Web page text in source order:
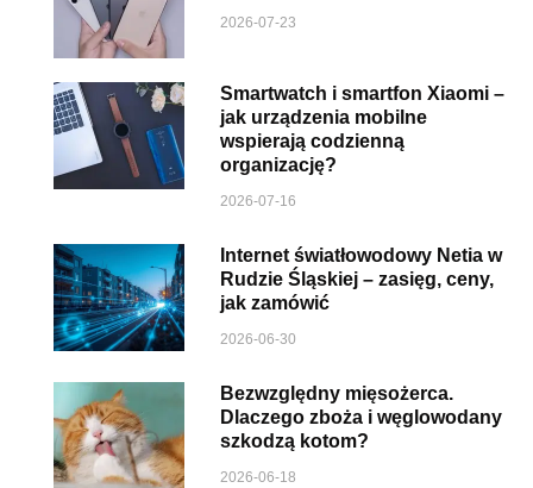
2026-07-23
Smartwatch i smartfon Xiaomi –
jak urządzenia mobilne
wspierają codzienną
organizację?
2026-07-16
Internet światłowodowy Netia w
Rudzie Śląskiej – zasięg, ceny,
jak zamówić
2026-06-30
Bezwzględny mięsożerca.
Dlaczego zboża i węglowodany
szkodzą kotom?
2026-06-18